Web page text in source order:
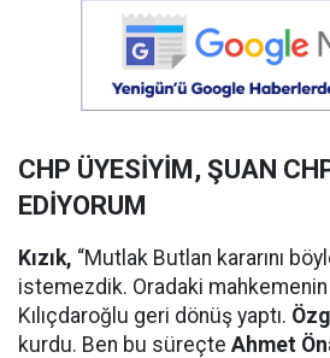
CHP ÜYESİYİM, ŞUAN
EDİYORUM
Kızık, “Mutlak Butlan kararını
istemezdik. Oradaki
Kılıçdaroğlu geri dönüş yaptı.
kurdu. Ben bu süreçte Ahmet